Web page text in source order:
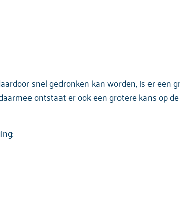
snel gedronken kan worden, is er een
ontstaat er ook een grotere kans op